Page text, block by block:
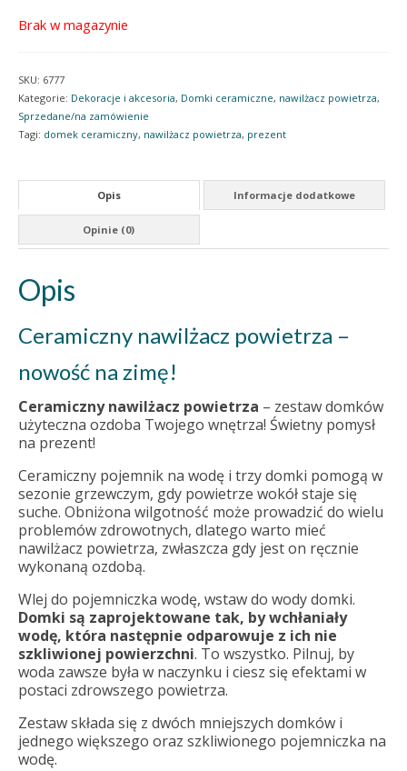
Brak w magazynie
SKU: 6777
Kategorie: Dekoracje i akcesoria, Domki ceramiczne, nawilżacz powietrza,
Sprzedane/na zamówienie
Tagi: domek ceramiczny, nawilżacz powietrza, prezent
Opis Informacje dodatkowe
Opinie (0)
Opis
Ceramiczny nawilżacz powietrza –
nowość na zimę!
Ceramiczny nawilżacz powietrza – zestaw domków
użyteczna ozdoba Twojego wnętrza! Świetny pomysł
na prezent!
Ceramiczny pojemnik na wodę i trzy domki pomogą w
sezonie grzewczym, gdy powietrze wokół staje się
suche. Obniżona wilgotność może prowadzić do wielu
problemów zdrowotnych, dlatego warto mieć
nawilżacz powietrza, zwłaszcza gdy jest on ręcznie
wykonaną ozdobą.
Wlej do pojemniczka wodę, wstaw do wody domki.
Domki są zaprojektowane tak, by wchłaniały
wodę, która następnie odparowuje z ich nie
szkliwionej powierzchni. To wszystko. Pilnuj, by
woda zawsze była w naczynku i ciesz się efektami w
postaci zdrowszego powietrza.
Zestaw składa się z dwóch mniejszych domków i
jednego większego oraz szkliwionego pojemniczka na
wodę.